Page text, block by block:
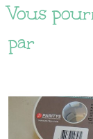
Vous
par